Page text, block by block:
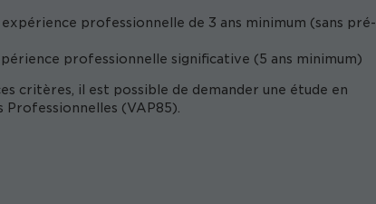
professionnelle de 3 ans minimum (sans pré-
professionnelle significative (5 ans minimum)
critères, il est possible de demander une étude en
(VAP85).